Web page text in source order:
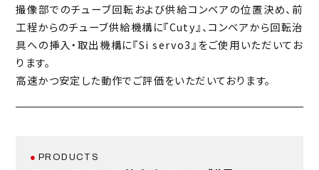
工作機械向けAGV＋ロボットシステム
プッシュプル機能AGVシステム
グラインダーロボット
段ボール箱パレタイジングシステム
AGV・AMR
パレタイズ・デパレタイズ
アイス充填機 充填軸
バネ試験機用引張軸
撮像部でのチューブ回転および供給コンベアの位置決め、前
工程からのチューブ供給機構に『Cuty』、コンベアから回転治
具への挿入・取出機構に『Si servo3』をご使用いただいてお
ります。
高速かつ安定した動作でご評価をいただいております。
PRODUCTS